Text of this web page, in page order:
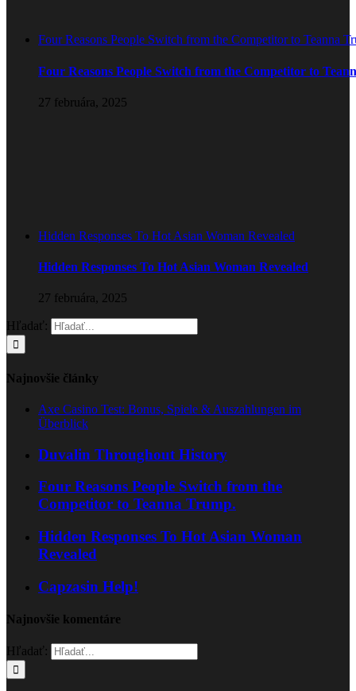
Four Reasons People Switch from the Competitor to Teanna
Four Reasons People Switch from the Competitor to
27 februára, 2025
Hidden Responses To Hot Asian Woman Revealed
Hidden Responses To Hot Asian Woman Revealed
27 februára, 2025
Hľadať:
Najnovšie články
Axe Casino Test: Bonus, Spiele & Auszahlungen im
Überblick
Duvalin Throughout History
Four Reasons People Switch from the
Competitor to Teanna Trump.
Hidden Responses To Hot Asian Woman
Revealed
Capzasin Help!
Najnovšie komentáre
Hľadať: